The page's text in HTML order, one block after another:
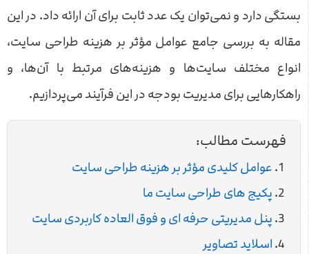
بستگی دارد و نمی‌توان یک عدد ثابت برای آن ارائه داد. در این
مقاله به بررسی جامع عوامل مؤثر بر هزینه طراحی سایت،
انواع مختلف سایت‌ها و هزینه‌های مرتبط با آن‌ها، و
راهکارهایی برای مدیریت بودجه در این فرآیند می‌پردازیم.
فهرست مطالب:
عوامل کلیدی مؤثر بر هزینه طراحی سایت
پکیج های طراحی سایت ما
پنل مدیریتی حرفه ای و فوق العاده کاربردی سایت
اسلاید تصاویر